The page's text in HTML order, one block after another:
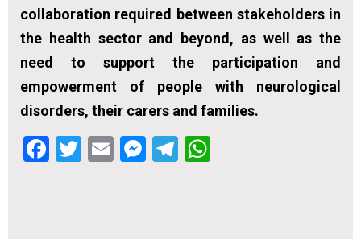
collaboration required between stakeholders in
the health sector and beyond, as well as the
need to support the participation and
empowerment of people with neurological
disorders, their carers and families.
Facebook
Twitter
EmailMessenger
Telegram